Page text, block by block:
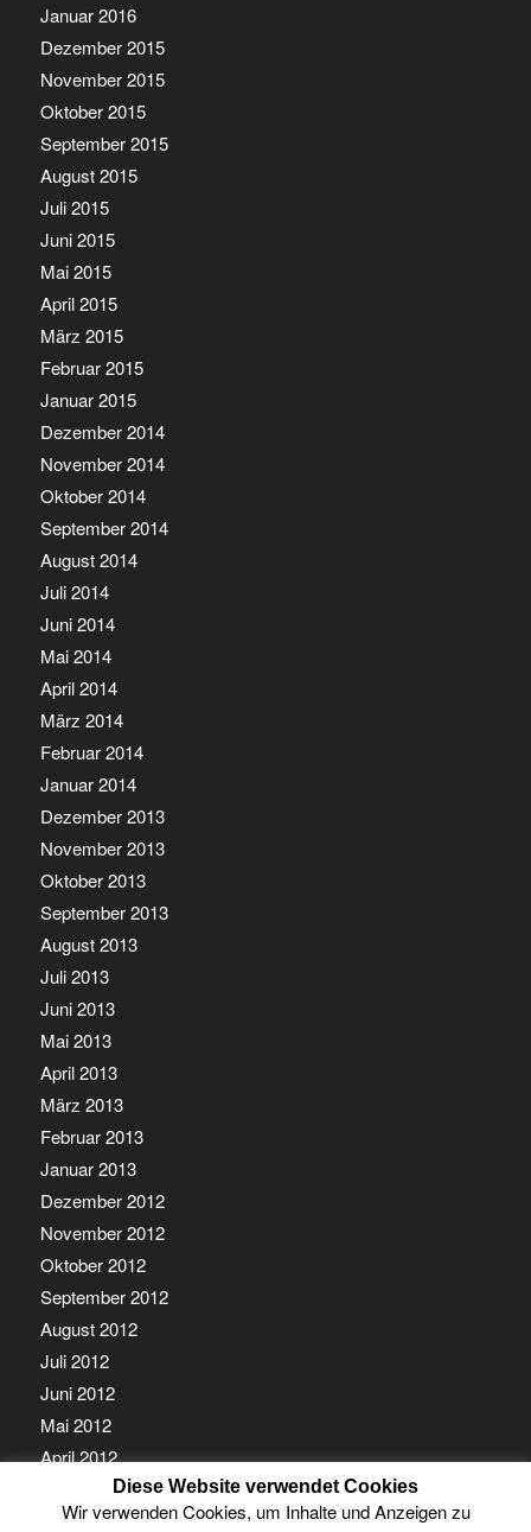
Januar 2016
Dezember 2015
November 2015
Oktober 2015
September 2015
August 2015
Juli 2015
Juni 2015
Mai 2015
April 2015
März 2015
Februar 2015
Januar 2015
Dezember 2014
November 2014
Oktober 2014
September 2014
August 2014
Juli 2014
Juni 2014
Mai 2014
April 2014
März 2014
Februar 2014
Januar 2014
Dezember 2013
November 2013
Oktober 2013
September 2013
August 2013
Juli 2013
Juni 2013
Mai 2013
April 2013
März 2013
Februar 2013
Januar 2013
Dezember 2012
November 2012
Oktober 2012
September 2012
August 2012
Juli 2012
Juni 2012
Mai 2012
April 2012
März 2012
Februar 2012
Diese Website verwendet Cookies
Wir verwenden Cookies, um Inhalte und Anzeigen zu